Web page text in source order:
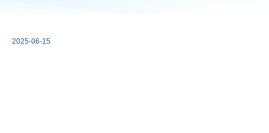
2025-06-15